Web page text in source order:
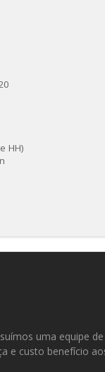
HH)
uma equipe
e custo benefício